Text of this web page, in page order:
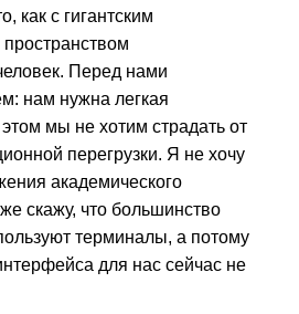
как с гигантским
Перед нами
нам нужна легкая
мы не хотим страдать от
перегрузки. Я не хочу
академического
скажу, что большинство
терминалы, а потому
для нас сейчас не